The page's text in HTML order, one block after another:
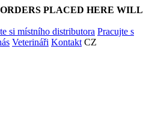
PLACED HERE WILL
si místního distributora Pracujte s
Veterináři Kontakt CZ